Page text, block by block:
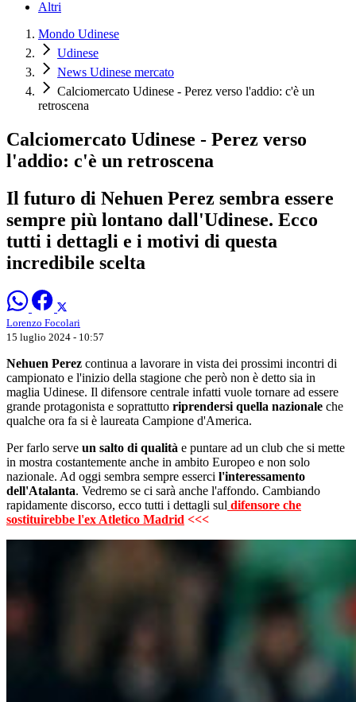
Altri
Mondo Udinese
Udinese
News Udinese mercato
Calciomercato Udinese - Perez verso l'addio: c'è un
retroscena
Calciomercato Udinese - Perez verso
l'addio: c'è un retroscena
Il futuro di Nehuen Perez sembra essere
sempre più lontano dall'Udinese. Ecco
tutti i dettagli e i motivi di questa
incredibile scelta
Lorenzo Focolari
15 luglio 2024 - 10:57
Nehuen Perez continua a lavorare in vista dei prossimi incontri di
campionato e l'inizio della stagione che però non è detto sia in
maglia Udinese. Il difensore centrale infatti vuole tornare ad essere
grande protagonista e soprattutto riprendersi quella nazionale che
qualche ora fa si è laureata Campione d'America.
Per farlo serve un salto di qualità e puntare ad un club che si mette
in mostra costantemente anche in ambito Europeo e non solo
nazionale. Ad oggi sembra sempre esserci l'interessamento
dell'Atalanta. Vedremo se ci sarà anche l'affondo. Cambiando
rapidamente discorso, ecco tutti i dettagli sul difensore che
sostituirebbe l'ex Atletico Madrid <<<